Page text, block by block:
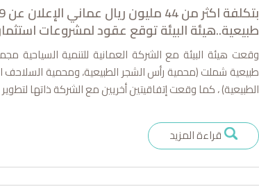
طبيعية..هيئة البيئة توقع عقود لمشروعات
طبيعية شملت (محمية رأس الشجر الطبيعية، ومحمية السلاحف
الطبيعية) ، كما وقعت إتفاقيتين أخريين مع الشركة ذاتها
قراءة المزيد